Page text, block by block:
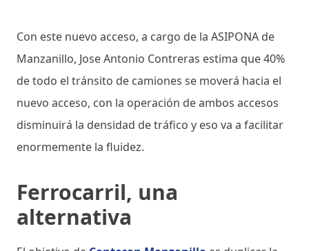
Con este nuevo acceso, a cargo de la ASIPONA de
Manzanillo, Jose Antonio Contreras estima que 40%
de todo el tránsito de camiones se moverá hacia el
nuevo acceso, con la operación de ambos accesos
disminuirá la densidad de tráfico y eso va a facilitar
enormemente la fluidez.
Ferrocarril, una
alternativa